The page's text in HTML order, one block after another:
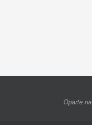
Oparte na